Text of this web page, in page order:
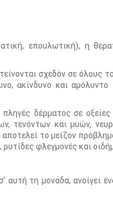
επουλωτική), η
σχεδόν σε όλους
ακίνδυνο και
δέρματος σε οξείες
τενόντων και μυών,
το μείζον
φλεγμονές και
αυτή τη μονάδα, ανοίγει